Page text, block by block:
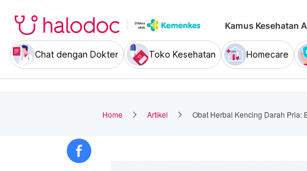
Kamus Kesehatan
Chat dengan Dokter Toko Kesehatan Homecare
Home Artikel Obat Herbal Kencing Darah Pria: